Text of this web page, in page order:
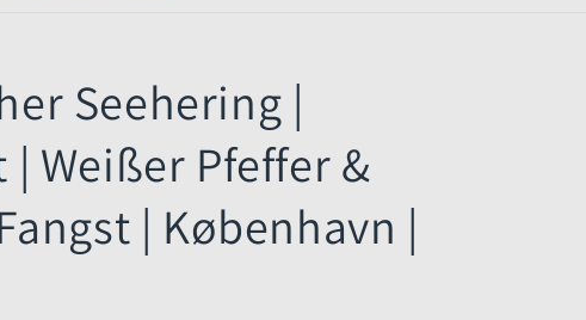
Seehering |
Weißer Pfeffer &
| København |